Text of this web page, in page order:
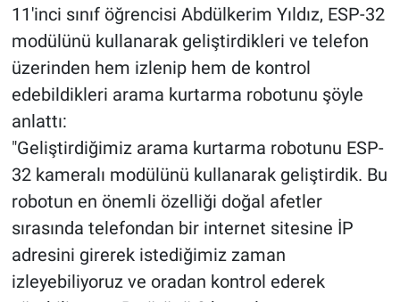
11'inci sınıf öğrencisi Abdülkerim Yıldız, ESP-32
modülünü kullanarak geliştirdikleri ve telefon
üzerinden hem izlenip hem de kontrol
edebildikleri arama kurtarma robotunu şöyle
anlattı:
"Geliştirdiğimiz arama kurtarma robotunu ESP-
32 kameralı modülünü kullanarak geliştirdik. Bu
robotun en önemli özelliği doğal afetler
sırasında telefondan bir internet sitesine İP
adresini girerek istediğimiz zaman
izleyebiliyoruz ve oradan kontrol ederek